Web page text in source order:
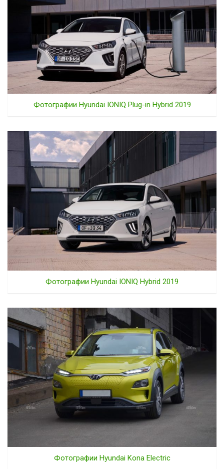
Фотографии Hyundai IONIQ Plug-in Hybrid 2019
Фотографии Hyundai IONIQ Hybrid 2019
Фотографии Hyundai Kona Electric